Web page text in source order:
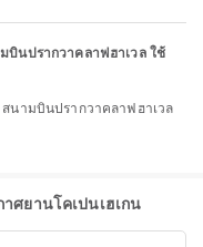
บินปรากวาคลาฟฮาเวล ใช้
ศยานโคเปนเฮเกน